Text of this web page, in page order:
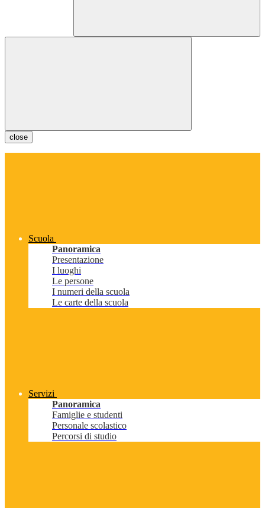
close
Scuola
Panoramica
Presentazione
I luoghi
Le persone
I numeri della scuola
Le carte della scuola
Servizi
Panoramica
Famiglie e studenti
Personale scolastico
Percorsi di studio